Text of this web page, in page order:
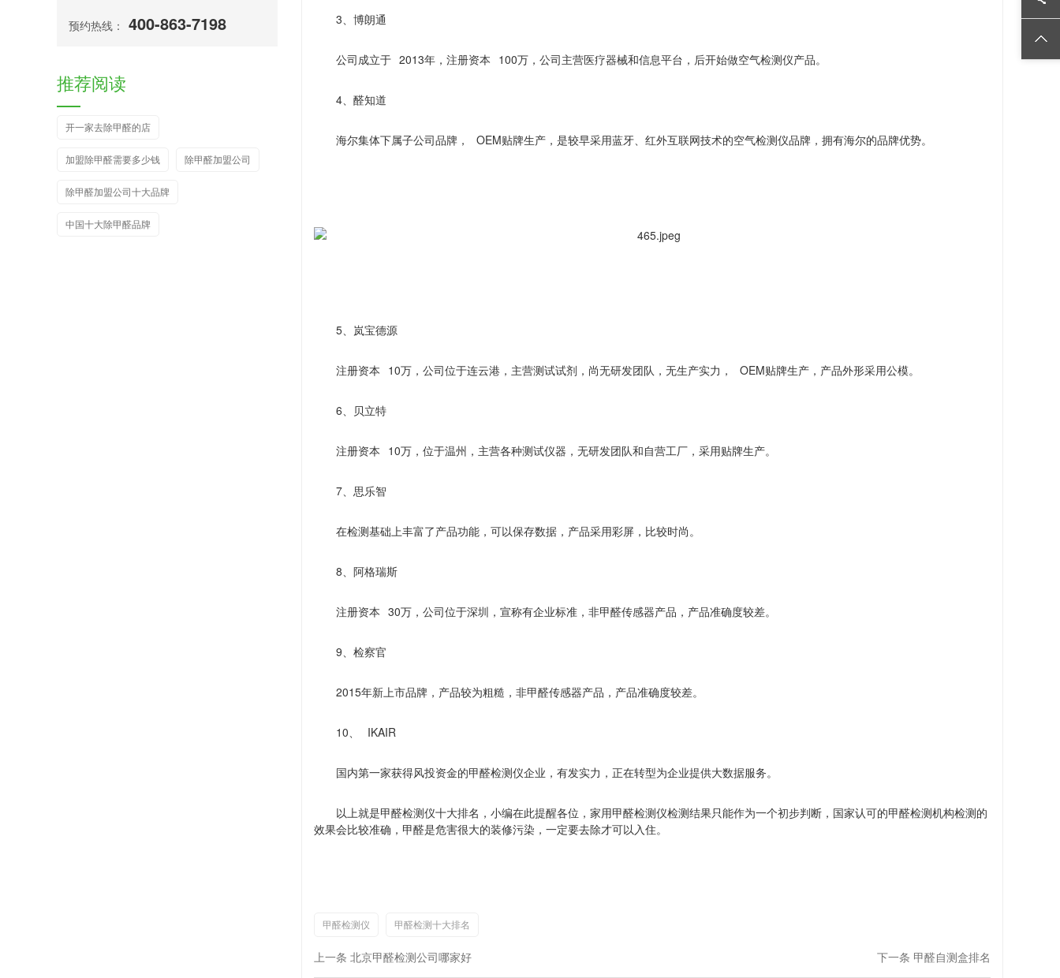
预约热线： 400-863-7198
推荐阅读
开一家去除甲醛的店
加盟除甲醛需要多少钱 除甲醛加盟公司
除甲醛加盟公司十大品牌
中国十大除甲醛品牌
3、博朗通
公司成立于 2013年，注册资本 100万，公司主营医疗器械和信息平台，后开始做空气检测仪产品。
4、醛知道
海尔集体下属子公司品牌， OEM贴牌生产，是较早采用蓝牙、红外互联网技术的空气检测仪品牌，拥有海尔的品牌优势。
5、岚宝德源
注册资本 10万，公司位于连云港，主营测试试剂，尚无研发团队，无生产实力， OEM贴牌生产，产品外形采用公模。
6、贝立特
注册资本 10万，位于温州，主营各种测试仪器，无研发团队和自营工厂，采用贴牌生产。
7、思乐智
在检测基础上丰富了产品功能，可以保存数据，产品采用彩屏，比较时尚。
8、阿格瑞斯
注册资本 30万，公司位于深圳，宣称有企业标准，非甲醛传感器产品，产品准确度较差。
9、检察官
2015年新上市品牌，产品较为粗糙，非甲醛传感器产品，产品准确度较差。
10、 IKAIR
国内第一家获得风投资金的甲醛检测仪企业，有发实力，正在转型为企业提供大数据服务。
以上就是甲醛检测仪十大排名，小编在此提醒各位，家用甲醛检测仪检测结果只能作为一个初步判断，国家认可的甲醛检测机构检测的
效果会比较准确，甲醛是危害很大的装修污染，一定要去除才可以入住。
甲醛检测仪 甲醛检测十大排名
上一条 北京甲醛检测公司哪家好 下一条 甲醛自测盒排名